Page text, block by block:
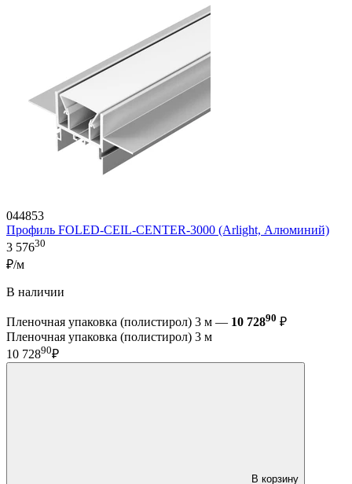
044853
Профиль FOLED-CEIL-CENTER-3000 (Arlight, Алюминий)
3 57630
₽/м
В наличии
Пленочная упаковка (полистирол) 3 м — 10 72890 ₽
Пленочная упаковка (полистирол) 3 м
10 72890₽
В корзину